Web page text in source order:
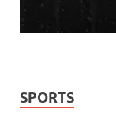
SPORTS